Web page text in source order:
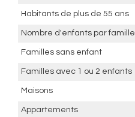
Habitants de plus de 55 ans
Nombre d'enfants par famille
Familles sans enfant
Familles avec 1 ou 2 enfants
Maisons
Appartements